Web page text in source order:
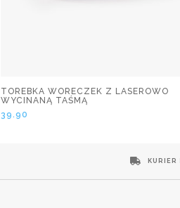
TOREBKA WORECZEK Z LASEROWO
WYCINANĄ TAŚMĄ
39.90
KURIER